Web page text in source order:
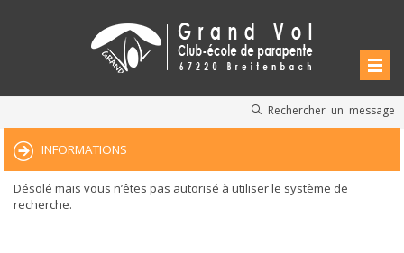
Rechercher un message
INFORMATIONS
Désolé mais vous n’êtes pas autorisé à utiliser le système de
recherche.